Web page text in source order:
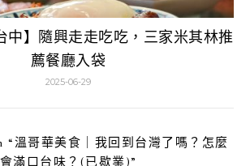
中】隨興走走吃吃，三家米其林推
薦餐廳入袋
2025-06-29
“溫哥華美食｜我回到台灣了嗎？怎麼
會滿口台味？(已歇業)”